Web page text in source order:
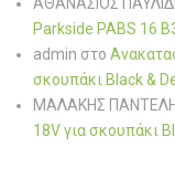
Parkside PABS 16
admin στο
σκουπάκι Black &
ΜΑΛΑΚΗΣ
18V για σκουπάκι